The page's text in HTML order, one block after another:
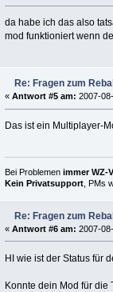
da habe ich das also
mod funktioniert wenn
Re: Fragen zum
« Antwort #5 am: 2007-
Das ist ein Multiplayer-
Bei Problemen immer WZ-
Kein Privatsupport, PMs
Re: Fragen zum
« Antwort #6 am: 2007-
HI wie ist der Status für
Konnte dein Mod für die